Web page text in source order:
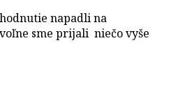
napadli na
sme prijali niečo vyše